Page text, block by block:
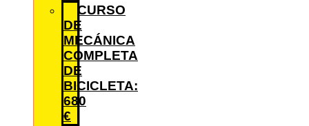
CURSO
DE
MECÁNICA
COMPLETA
DE
BICICLETA:
680
€